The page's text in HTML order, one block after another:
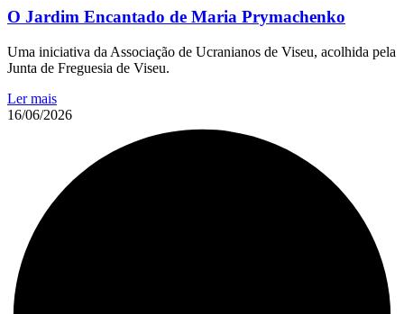
O Jardim Encantado de Maria Prymachenko
Uma iniciativa da Associação de Ucranianos de Viseu, acolhida pela
Junta de Freguesia de Viseu.
Ler mais
16/06/2026